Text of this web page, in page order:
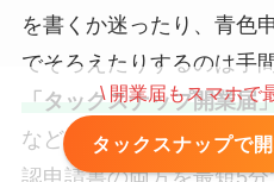
を書くか迷ったり、青色
でそろえたりするのは手
「タックスナップ開業届
などの質問に答えるだけ
認申請書の両方を最短5分
\ 開業届もスマホで
タックスナップで